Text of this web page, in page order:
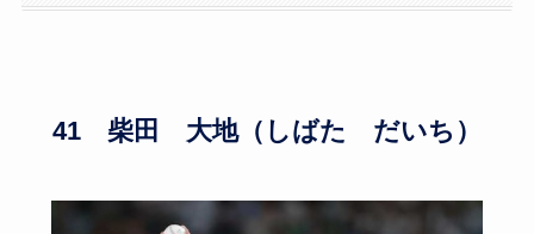
41 柴田 大地（しばた だいち）